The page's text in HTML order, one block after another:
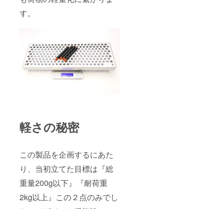
す。
軽さの秘密
この製品を企画するにあた
り、当初立てた目標は『総
重量200g以下』『耐荷重
2kg以上』この２点のみでし